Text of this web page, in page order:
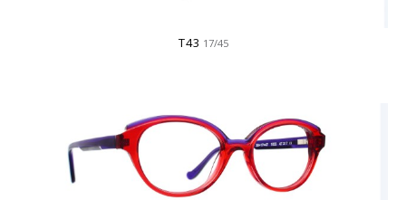
T43 17/45